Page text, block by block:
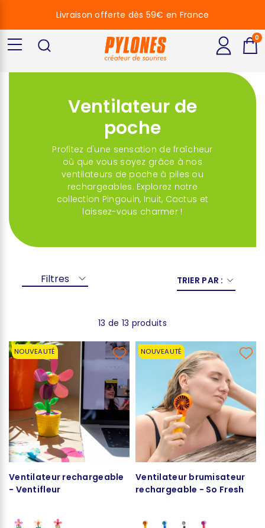
Ventilateur de
poche
Profitez d'une sensation de fraîcheur
où que vous soyez grâce à nos
ventilateurs de poche à piles ou
rechargeables. Explorez notre
collection Pingouin, Inuit, Cactus et
laissez-vous charmer !
Filtres TRIER PAR :
13 de 13 produits
NOUVEAUTÉ
Ventilateur rechargeable
- Ventifleur
NOUVEAUTÉ
Ventilateur brumisateur
rechargeable - So Fresh
Livraison offerte dès 59€ en France
0